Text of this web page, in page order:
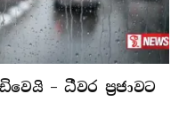
– ධීවර ප්‍රජාවට